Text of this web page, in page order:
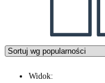
Widok: